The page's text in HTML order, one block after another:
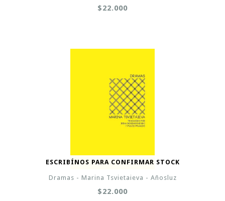
$22.000
ESCRIBÍNOS PARA CONFIRMAR STOCK
Dramas - Marina Tsvietaieva - Añosluz
$22.000